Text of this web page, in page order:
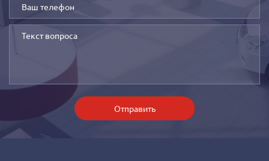
Отправить